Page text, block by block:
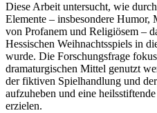
Diese Arbeit untersucht, wie
Elemente – insbesondere Humor,
von Profanem und Religiösem –
Hessischen Weihnachtsspiels in
wurde. Die Forschungsfrage
dramaturgischen Mittel genutzt
der fiktiven Spielhandlung und
aufzuheben und eine
erzielen.